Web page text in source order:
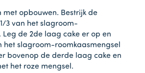
met opbouwen. Bestrijk de
3 van het slagroom-
Leg de 2de laag cake er op en
het slagroom-roomkaasmengsel
bovenop de derde laag cake en
het roze mengsel.